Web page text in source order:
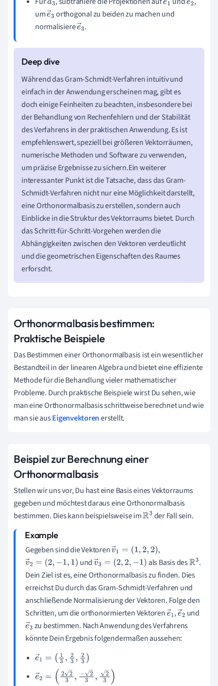
1
a
→
3
e
→
e
ume
→
orthogonal zu beiden zu machen und
normalisieree .
Während das Gram-Schmidt-Verfahren intuitiv und
einfach in der Anwendung erscheinen mag, gibt es
doch einige Feinheiten zu beachten, insbesondere bei
der Behandlung von Rechenfehlern und der Stabilität
des Verfahrens in der praktischen Anwendung. Es ist
empfehlenswert, speziell bei größeren Vektorräumen,
numerische Methoden und Software zu verwenden,
um präzise Ergebnisse zu sichern.Ein weiterer
interessanter Punkt ist die Tatsache, dass das Gram-
Schmidt-Verfahren nicht nur eine Möglichkeit darstellt,
eine Orthonormalbasis zu erstellen, sondern auch
Einblicke in die Struktur des Vektorraums bietet. Durch
das Schritt-für-Schritt-Vorgehen werden die
Abhängigkeiten zwischen den Vektoren verdeutlicht
und die geometrischen Eigenschaften des Raumes
erforscht.
Orthonormalbasis bestimmen:
Praktische Beispiele
Das Bestimmen einer Orthonormalbasis ist ein wesentlicher
Bestandteil in der linearen Algebra und bietet eine effiziente
Methode für die Behandlung vieler mathematischer
Probleme. Durch praktische Beispiele wirst Du sehen, wie
man eine Orthonormalbasis schrittweise berechnet und wie
man sie ausEigenvektorenerstellt.
Beispiel zur Berechnung einer
Orthonormalbasis
Stellen wir uns vor, Du hast eine Basis eines Vektorraums
gegeben und möchtest daraus eine Orthonormalbasis
bestimmen. Dies kann beispielsweise imR3 der Fall sein.
Gegeben sind die Vektorenv→ 1=( 1,2,2)
,
v→ 2=( 2,−1,1) undv→ 3=( 2,2, −1) als Basis desR3 .
Dein Ziel ist es, eine Orthonormalbasis zu finden. Dies
erreichst Du durch das Gram-Schmidt-Verfahren und
anschließende Normalisierung der Vektoren. Folge den
Schritten, um die orthonormierten Vektorene
→
1
,e
→
2
und
e
→
zu bestimmen. Nach Anwendung des Verfahrens
könnte Dein Ergebnis folgendermaßen aussehen:
e→ 1=( 13,2 3,23 )
e→ 2=( 2 23,−23 ,23)